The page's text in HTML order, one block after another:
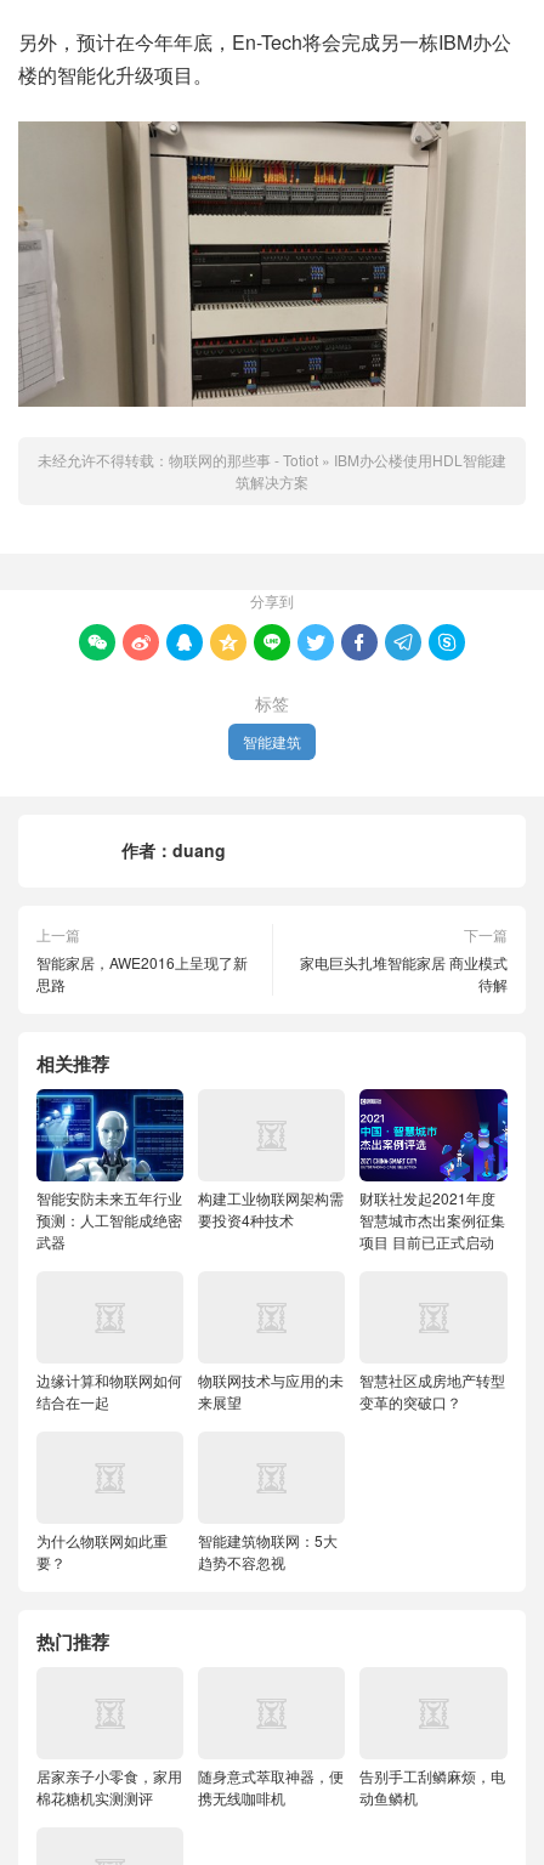
另外，预计在今年年底，En-Tech将会完成另一栋IBM办公
楼的智能化升级项目。
未经允许不得转载： 物联网的那些事 - Totiot » IBM办公楼使用HDL智能建
筑解决方案
分享到
        
标签
智能建筑
作者： duang
上一篇
智能家居，AWE2016上呈现了新
思路
下一篇
家电巨头扎堆智能家居 商业模式
待解
相关推荐
智能安防未来五年行业
预测：人工智能成绝密
武器
构建工业物联网架构需
要投资4种技术
财联社发起2021年度
智慧城市杰出案例征集
项目 目前已正式启动
边缘计算和物联网如何
结合在一起
物联网技术与应用的未
来展望
智慧社区成房地产转型
变革的突破口？
为什么物联网如此重
要？
智能建筑物联网：5大
趋势不容忽视
热门推荐
居家亲子小零食，家用
棉花糖机实测测评
随身意式萃取神器，便
携无线咖啡机
告别手工刮鳞麻烦，电
动鱼鳞机